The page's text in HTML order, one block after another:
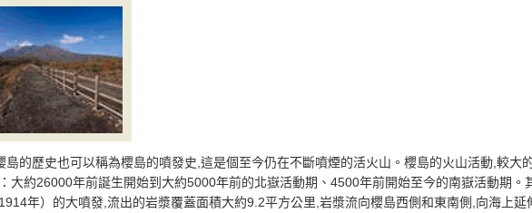
島的歷史也可以稱為櫻島的噴發史,這是個至今仍在不斷噴煙的活火山。櫻島的火山活動,較大
大約26000年前誕生開始到大約5000年前的北嶽活動期、4500年前開始至今的南嶽活動期。
年）的大噴發,流出的岩漿覆蓋面積大約9.2平方公里,岩漿流向櫻島西側和東南側,向海上延